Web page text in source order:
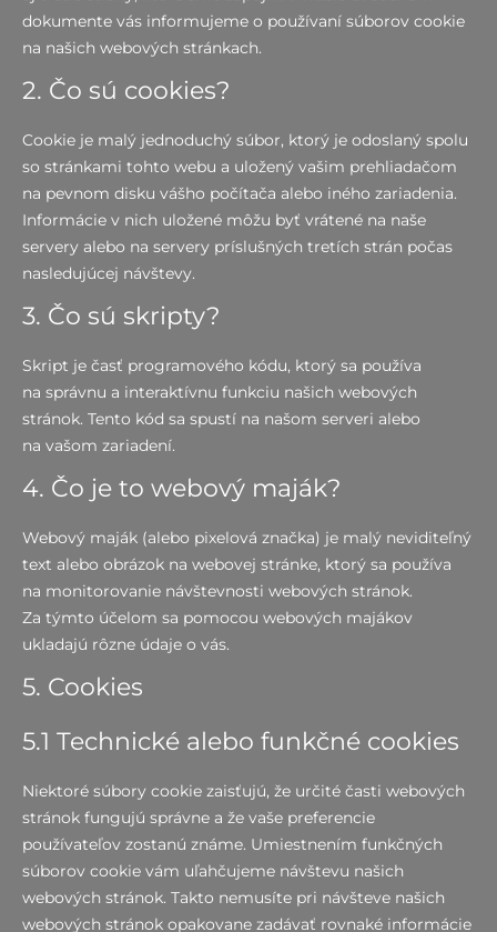
dokumente vás informujeme o používaní súborov cookie
na našich webových stránkach.
2. Čo sú cookies?
Cookie je malý jednoduchý súbor, ktorý je odoslaný spolu
so stránkami tohto webu a uložený vašim prehliadačom
na pevnom disku vášho počítača alebo iného zariadenia.
Informácie v nich uložené môžu byť vrátené na naše
servery alebo na servery príslušných tretích strán počas
nasledujúcej návštevy.
3. Čo sú skripty?
Skript je časť programového kódu, ktorý sa používa
na správnu a interaktívnu funkciu našich webových
stránok. Tento kód sa spustí na našom serveri alebo
na vašom zariadení.
4. Čo je to webový maják?
Webový maják (alebo pixelová značka) je malý neviditeľný
text alebo obrázok na webovej stránke, ktorý sa používa
na monitorovanie návštevnosti webových stránok.
Za týmto účelom sa pomocou webových majákov
ukladajú rôzne údaje o vás.
5. Cookies
5.1 Technické alebo funkčné cookies
Niektoré súbory cookie zaisťujú, že určité časti webových
stránok fungujú správne a že vaše preferencie
používateľov zostanú známe. Umiestnením funkčných
súborov cookie vám uľahčujeme návštevu našich
webových stránok. Takto nemusíte pri návšteve našich
webových stránok opakovane zadávať rovnaké informácie